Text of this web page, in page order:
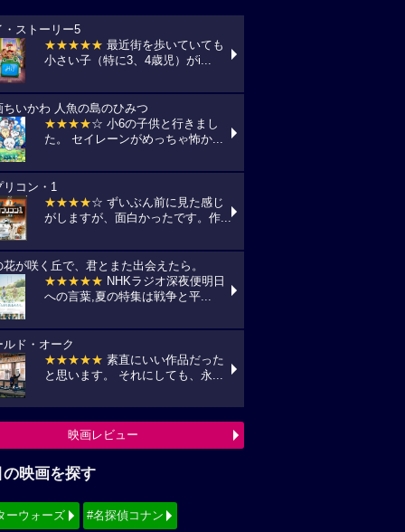
・ストーリー5
★★★★★ 最近街を歩いていても
小さい子（特に3、4歳児）がi...
ちいかわ 人魚の島のひみつ
★★★★☆ 小6の子供と行きまし
た。 セイレーンがめっちゃ怖か...
リコン・1
★★★★☆ ずいぶん前に見た感じ
がしますが、面白かったです。作...
花が咲く丘で、君とまた出会えたら。
★★★★★ NHKラジオ深夜便明日
への言葉,夏の特集は戦争と平...
ルド・オーク
★★★★★ 素直にいい作品だった
と思います。 それにしても、永...
映画レビュー
の映画を探す
ーウォーズ #名探偵コナン